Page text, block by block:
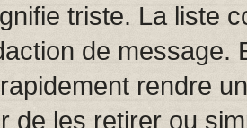
triste. La liste
de message.
rendre
de les retirer ou